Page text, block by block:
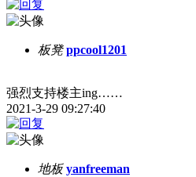
板凳 ppcool1201
强烈支持楼主ing……
2021-3-29 09:27:40
地板 yanfreeman